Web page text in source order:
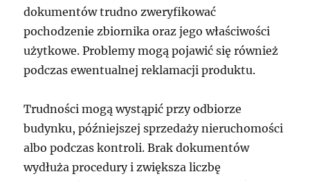
dokumentów trudno zweryfikować
pochodzenie zbiornika oraz jego właściwości
użytkowe. Problemy mogą pojawić się również
podczas ewentualnej reklamacji produktu.
Trudności mogą wystąpić przy odbiorze
budynku, późniejszej sprzedaży nieruchomości
albo podczas kontroli. Brak dokumentów
wydłuża procedury i zwiększa liczbę